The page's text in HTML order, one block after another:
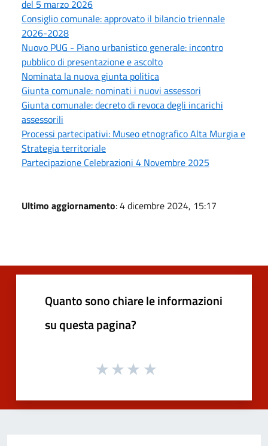
del 5 marzo 2026
Consiglio comunale: approvato il bilancio triennale
2026-2028
Nuovo PUG - Piano urbanistico generale: incontro
pubblico di presentazione e ascolto
Nominata la nuova giunta politica
Giunta comunale: nominati i nuovi assessori
Giunta comunale: decreto di revoca degli incarichi
assessorili
Processi partecipativi: Museo etnografico Alta Murgia e
Strategia territoriale
Partecipazione Celebrazioni 4 Novembre 2025
Ultimo aggiornamento: 4 dicembre 2024, 15:17
Quanto sono chiare le informazioni
su questa pagina?